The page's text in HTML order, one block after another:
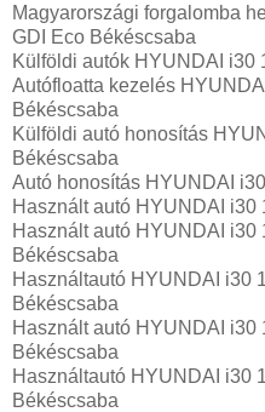
Magyarországi forgalomba
GDI Eco Békéscsaba
Külföldi autók‎ HYUNDAI i30
Autófloatta kezelés
Békéscsaba
Külföldi autó honosítás
Békéscsaba
Autó honosítás HYUNDAI
Használt autó‎ HYUNDAI i30
Használt autó‎ HYUNDAI i30
Békéscsaba
Használtautó‎ HYUNDAI i30
Békéscsaba
Használt autó‎ HYUNDAI i30
Békéscsaba
Használtautó‎ HYUNDAI i30
Békéscsaba